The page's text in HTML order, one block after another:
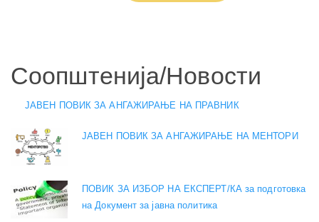
Соопштенија/Новости
ЈАВЕН ПОВИК ЗА АНГАЖИРАЊЕ НА ПРАВНИК
ЈАВЕН ПОВИК ЗА АНГАЖИРАЊЕ НА МЕНТОРИ
ПОВИК ЗА ИЗБОР НА ЕКСПЕРТ/КА за подготовка
на Документ за јавна политика